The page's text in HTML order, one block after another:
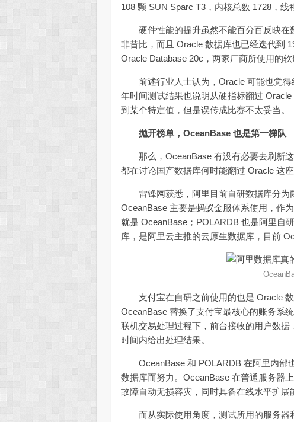
108 颗 SUN Sparc T3，内核总数 1728，线
硬件性能的提升虽然不能百分百反映在
非昔比，而且 Oracle 数据库也已经迭代到
Oracle Database 20c，两家厂商所使用的软
前述行业人士认为，Oracle 可能也觉得
年时间测试结果也说明从硬指标翻过
到某个特定值，但是误传成比赛不太妥当。
抛开榜单，OceanBase 也是第一梯队
那么，OceanBase 有没有必要去刷新这
都在讨论国产数据库何时能翻过 Oracle 这
雷锋网获悉，阿里目前自研数据库分为
OceanBase 主要是蚂蚁金服体系使用，作
就是 OceanBase；POLARDB 也是阿里自
库，是阿里云主推的云原生数据库，目前
支付宝在自研之前使用的也是 Oracle 数
OceanBase 替换了支付宝最核心的账务系
联机交易处理过程下，前台接收的用户数
时间内给出处理结果。
OceanBase 和 POLARDB 在阿里内部
数据库而努力。OceanBase 在普通服务器
故障自动无损容灾，同时具备在线水平扩展
而从实际使用角度，测试所用的服务器